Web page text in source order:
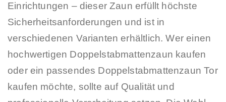
Einrichtungen – dieser Zaun erfüllt höchste
Sicherheitsanforderungen und ist in
verschiedenen Varianten erhältlich. Wer einen
hochwertigen Doppelstabmattenzaun kaufen
oder ein passendes Doppelstabmattenzaun Tor
kaufen möchte, sollte auf Qualität und